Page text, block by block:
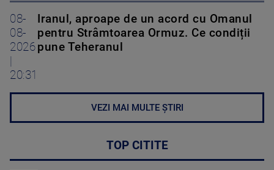
08-
08-
2026
20:31
Iranul, aproape de un acord cu Omanul
pentru Strâmtoarea Ormuz. Ce condiții
pune Teheranul
VEZI MAI MULTE ȘTIRI
TOP CITITE